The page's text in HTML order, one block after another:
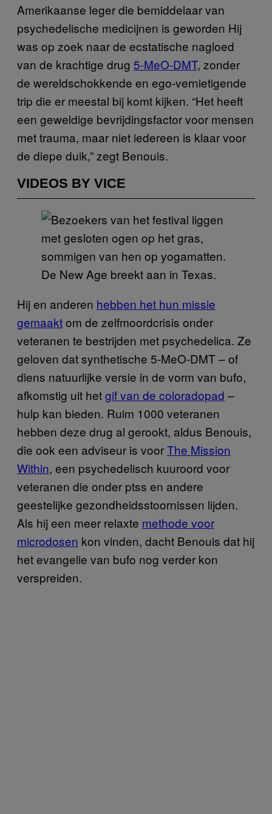
Amerikaanse leger die bemiddelaar van
psychedelische medicijnen is geworden Hij
was op zoek naar de ecstatische nagloed
van de krachtige drug 5-MeO-DMT, zonder
de wereldschokkende en ego-vernietigende
trip die er meestal bij komt kijken. “Het heeft
een geweldige bevrijdingsfactor voor mensen
met trauma, maar niet iedereen is klaar voor
de diepe duik,” zegt Benouis.
VIDEOS BY VICE
De New Age breekt aan in Texas.
Hij en anderen hebben het hun missie
gemaaktom de zelfmoordcrisis onder
veteranen te bestrijden met psychedelica. Ze
geloven dat synthetische 5-MeO-DMT – of
diens natuurlijke versie in de vorm van bufo,
afkomstig uit hetgif van de coloradopad –
hulp kan bieden. Ruim 1000 veteranen
hebben deze drug al gerookt, aldus Benouis,
die ook een adviseur is voorThe Mission
Within, een psychedelisch kuuroord voor
veteranen die onder ptss en andere
geestelijke gezondheidsstoornissen lijden.
Als hij een meer relaxte methode voor
microdosen kon vinden, dacht Benouis dat hij
het evangelie van bufo nog verder kon
verspreiden.